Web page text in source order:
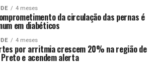
4 meses
da circulação das pernas é
em diabéticos
4 meses
por arritmia crescem 20% na região de
Preto e acendem alerta